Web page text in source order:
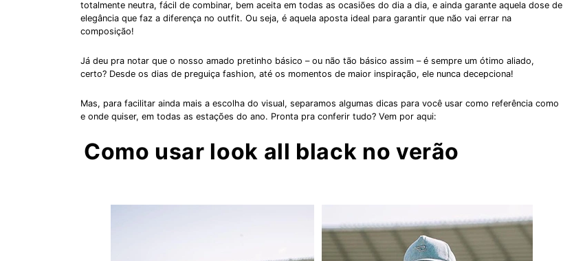
totalmente neutra, fácil de combinar, bem aceita em todas as ocasiões do dia a dia, e ainda garante aquela dose de
elegância que faz a diferença no outfit. Ou seja, é aquela aposta ideal para garantir que não vai errar na
composição!
Já deu pra notar que o nosso amado pretinho básico – ou não tão básico assim – é sempre um ótimo aliado,
certo? Desde os dias de preguiça fashion, até os momentos de maior inspiração, ele nunca decepciona!
Mas, para facilitar ainda mais a escolha do visual, separamos algumas dicas para você usar como referência como
e onde quiser, em todas as estações do ano. Pronta pra conferir tudo? Vem por aqui:
Como usar look all black no verão